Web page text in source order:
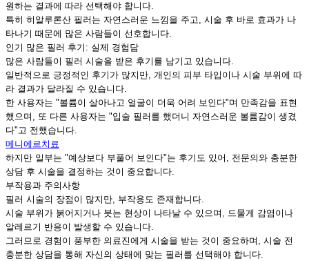
원하는 결과에 따라 선택해야 합니다.
특히 히알루론산 필러는 자연스러운 느낌을 주고, 시술 후 바로 효과가 나
타나기 때문에 많은 사람들이 선호합니다.
인기 많은 필러 후기: 실제 경험담
많은 사람들이 필러 시술을 받은 후기를 남기고 있습니다.
일반적으로 긍정적인 후기가 많지만, 개인의 피부 타입이나 시술 부위에 따
라 결과가 달라질 수 있습니다.
한 사용자는 "볼륨이 살아나고 얼굴이 더욱 어려 보인다"며 만족감을 표현
했으며, 또 다른 사용자는 "입술 필러를 했더니 자연스러운 볼륨감이 생겼
다"고 전했습니다.
메니에르치료
하지만 일부는 "예상보다 부풀어 보인다"는 후기도 있어, 전문의와 충분한
상담 후 시술을 결정하는 것이 중요합니다.
부작용과 주의사항
필러 시술의 장점이 많지만, 부작용도 존재합니다.
시술 부위가 붉어지거나 붓는 현상이 나타날 수 있으며, 드물게 감염이나
알레르기 반응이 발생할 수 있습니다.
그러므로 경험이 풍부한 의료진에게 시술을 받는 것이 중요하며, 시술 전
충분한 상담을 통해 자신의 상태에 맞는 필러를 선택해야 합니다.